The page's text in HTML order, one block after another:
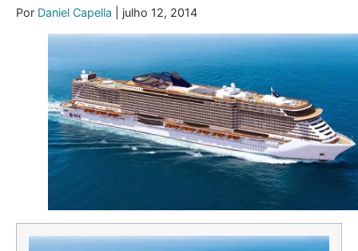
Por Daniel Capella | julho 12, 2014